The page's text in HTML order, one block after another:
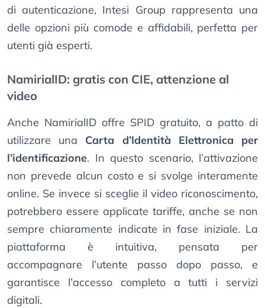
di autenticazione, Intesi Group rappresenta una
delle opzioni più comode e affidabili, perfetta per
utenti già esperti.
NamirialID: gratis con CIE, attenzione al
video
Anche NamirialID offre SPID gratuito, a patto di
utilizzare una Carta d’Identità Elettronica per
l’identificazione. In questo scenario, l’attivazione
non prevede alcun costo e si svolge interamente
online. Se invece si sceglie il video riconoscimento,
potrebbero essere applicate tariffe, anche se non
sempre chiaramente indicate in fase iniziale. La
piattaforma è intuitiva, pensata per
accompagnare l’utente passo dopo passo, e
garantisce l’accesso completo a tutti i servizi
digitali.